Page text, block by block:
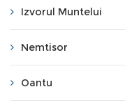
Izvorul Muntelui
Nemtisor
Oantu